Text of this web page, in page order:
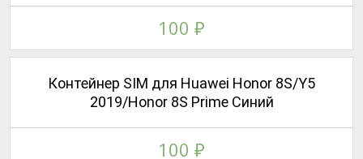
Контейнер SIM для Huawei Honor 8S/Y5
2019/Honor 8S Prime Синий
100 ₽
100 ₽